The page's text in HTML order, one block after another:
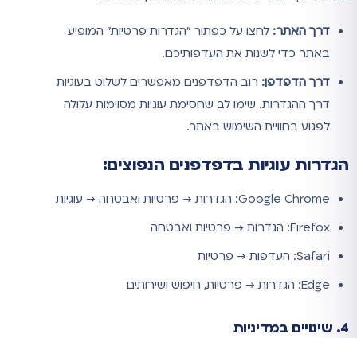
דרך האתר: לחצו על כפתור "הגדרות פרטיות" המופיע
באתר כדי לשנות את העדפותיכם.
דרך הדפדפן: רוב הדפדפנים מאפשרים לשלוט בעוגיות
דרך ההגדרות. שימו לב שחסימת עוגיות מסוימות עלולה
לפגוע בחוויית השימוש באתר.
הגדרות עוגיות בדפדפנים הנפוצים:
Google Chrome: הגדרות → פרטיות ואבטחה → עוגיות
Firefox: הגדרות → פרטיות ואבטחה
Safari: העדפות → פרטיות
Edge: הגדרות → פרטיות, חיפוש ושירותים
4. שינויים במדיניות